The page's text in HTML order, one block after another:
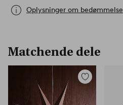
Oplysninger om bedømmelse
Matchende dele
Tilføj
favoritter